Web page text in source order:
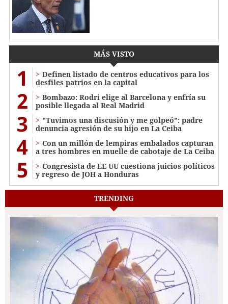
MÁS VISTO
1
Definen listado de centros educativos para los
desfiles patrios en la capital
2
Bombazo: Rodri elige al Barcelona y enfría su
posible llegada al Real Madrid
3
"Tuvimos una discusión y me golpeó": padre
denuncia agresión de su hijo en La Ceiba
4
Con un millón de lempiras embalados capturan
a tres hombres en muelle de cabotaje de La Ceiba
5
Congresista de EE UU cuestiona juicios políticos
y regreso de JOH a Honduras
TRENDING